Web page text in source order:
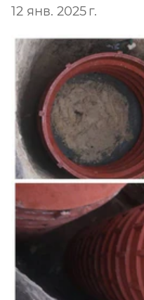
12 янв. 2025 г.